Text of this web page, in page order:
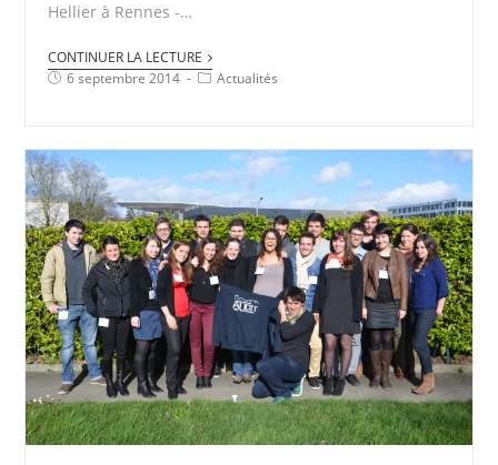
Hellier à Rennes -…
CONTINUER LA LECTURE
6 septembre 2014
Actualités